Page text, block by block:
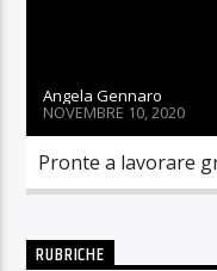
Angela Gennaro
NOVEMBRE 10, 2020
Pronte a lavorare
RUBRICHE